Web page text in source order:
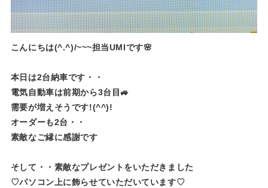
こんにちは(^.^)/~~~担当UMIです🌸
本日は2台納車です・・
電気自動車は前期から3台目🚙
需要が増えそうです!(^^)!
オーダーも2台・・
素敵なご縁に感謝です
そして・・素敵なプレゼントをいただきました
♡パソコン上に飾らせていただいています♡